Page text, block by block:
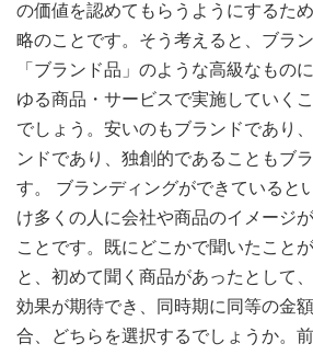
の価値を認めてもらうようにするた
略のことです。そう考えると、ブラ
「ブランド品」のような高級なもの
ゆる商品・サービスで実施していく
でしょう。安いのもブランドであり
ンドであり、独創的であることもブ
す。 ブランディングができていると
け多くの人に会社や商品のイメージ
ことです。既にどこかで聞いたこと
と、初めて聞く商品があったとして
効果が期待でき、同時期に同等の金
合、どちらを選択するでしょうか。